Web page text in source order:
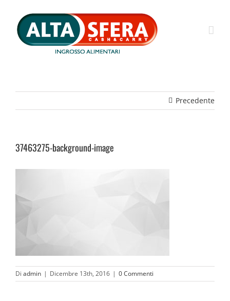
contenuto
Precedente
37463275-background-image
Di admin | Dicembre 13th, 2016 | 0 Commenti